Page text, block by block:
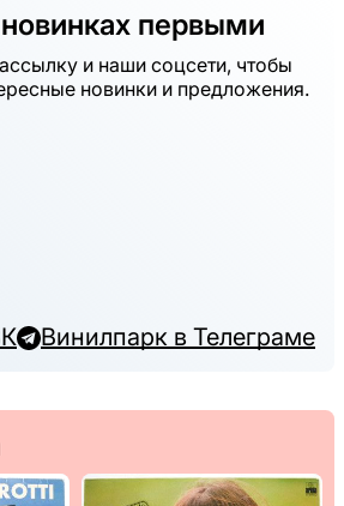
первыми
и наши соцсети, чтобы
новинки и предложения.
Винилпарк в Телеграме